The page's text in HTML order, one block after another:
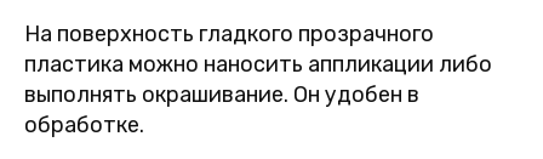
На поверхность гладкого прозрачного
пластика можно наносить аппликации либо
выполнять окрашивание. Он удобен в
обработке.